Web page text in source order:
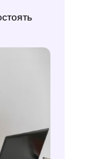
AI
–
по
и